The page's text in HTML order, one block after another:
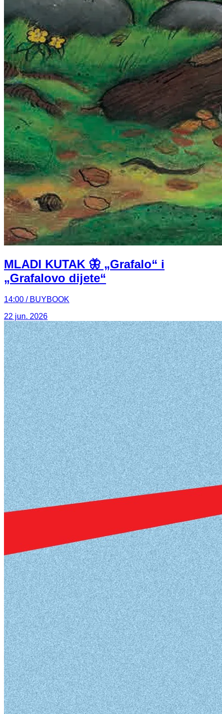
MLADI KUTAK 🦋 „Grafalo“ i
„Grafalovo dijete“
14:00 / BUYBOOK
22 jun. 2026